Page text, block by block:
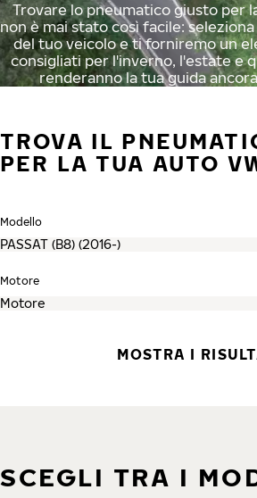
Trovare lo pneumatico giusto per
non è mai stato così facile:
del tuo veicolo e ti forniremo un
consigliati per l'inverno, l'estate e
renderanno la tua guida
TROVA IL
PER LA TUA AUTO
Modello
Motore
MOSTRA I
SCEGLI TRA I